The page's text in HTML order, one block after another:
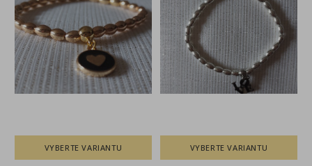
VYBERTE VARIANTU VYBERTE VARIANTU